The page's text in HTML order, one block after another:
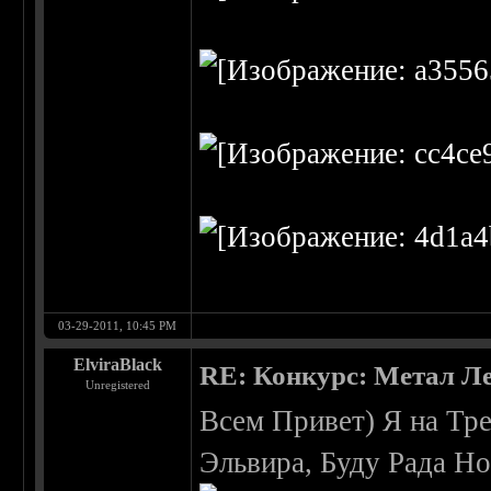
03-29-2011, 10:45 PM
ElviraBlack
Unregistered RE: Конкурс: Метал
Всем Привет) Я на
Эльвира, Буду Рада